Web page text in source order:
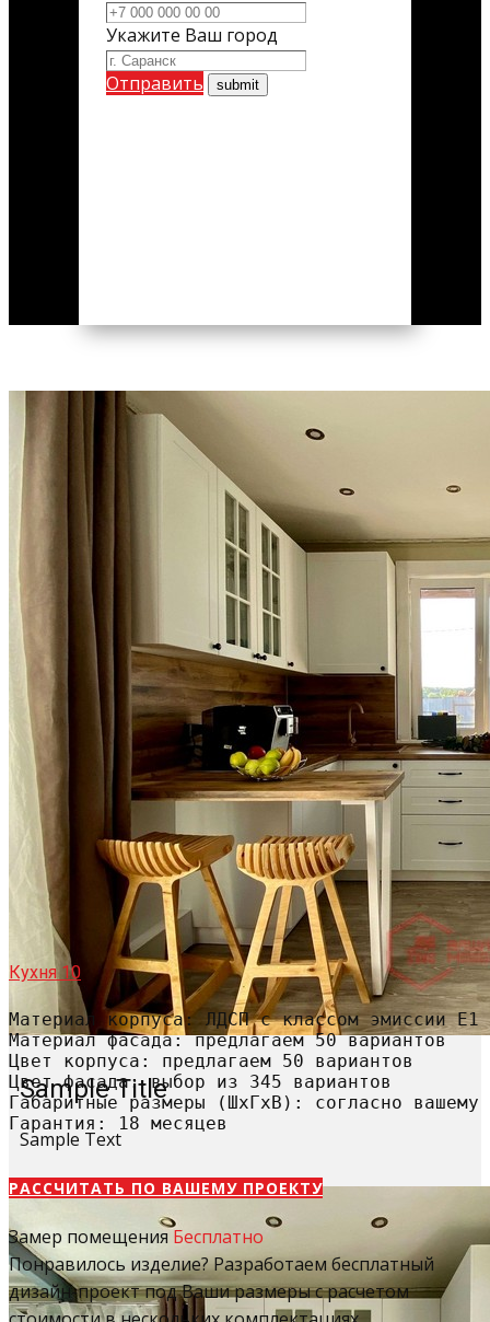
Укажите Ваш город
Отправить
Sample Title
Sample Text
Кухня 10
Материал корпуса: ЛДСП с классом эмиссии Е1
Материал фасада: предлагаем 50 вариантов
Цвет корпуса: предлагаем 50 вариантов
Цвет фасада: выбор из 345 вариантов
Габаритные размеры (ШхГхВ): согласно вашему
Гарантия: 18 месяцев
РАССЧИТАТЬ​ ПО ВАШЕМУ ПРОЕКТУ
Замер помещенияБесплатно
Понравилось изделие? Разработаем бесплатный
дизайн-проект под Ваши размеры с расчетом